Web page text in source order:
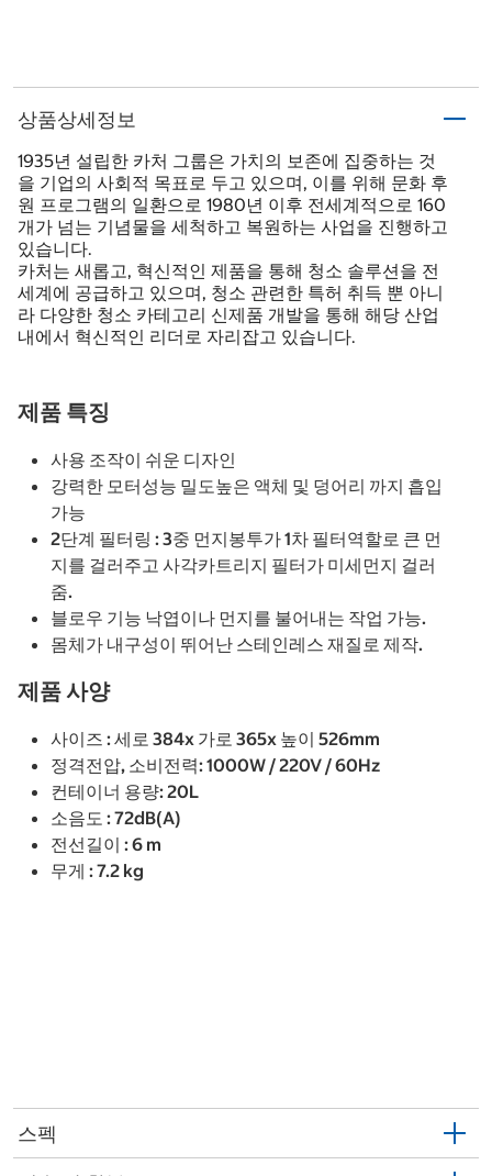
상품상세정보
1935년 설립한 카처 그룹은 가치의 보존에 집중하는 것
을 기업의 사회적 목표로 두고 있으며, 이를 위해 문화 후
원 프로그램의 일환으로 1980년 이후 전세계적으로 160
개가 넘는 기념물을 세척하고 복원하는 사업을 진행하고
있습니다.
카처는 새롭고, 혁신적인 제품을 통해 청소 솔루션을 전
세계에 공급하고 있으며, 청소 관련한 특허 취득 뿐 아니
라 다양한 청소 카테고리 신제품 개발을 통해 해당 산업
내에서 혁신적인 리더로 자리잡고 있습니다.
제품 특징
사용 조작이 쉬운 디자인
강력한 모터성능 밀도높은 액체 및 덩어리 까지 흡입
가능
2단계 필터링 : 3중 먼지봉투가 1차 필터역할로 큰 먼
지를 걸러주고 사각카트리지 필터가 미세먼지 걸러
줌.
블로우 기능 낙엽이나 먼지를 불어내는 작업 가능.
몸체가 내구성이 뛰어난 스테인레스 재질로 제작.
제품 사양
사이즈 : 세로 384x 가로 365x 높이 526mm
정격전압, 소비전력: 1000W / 220V / 60Hz
컨테이너 용량: 20L
소음도 : 72dB(A)
전선길이 : 6 m
무게 : 7.2 kg
스펙